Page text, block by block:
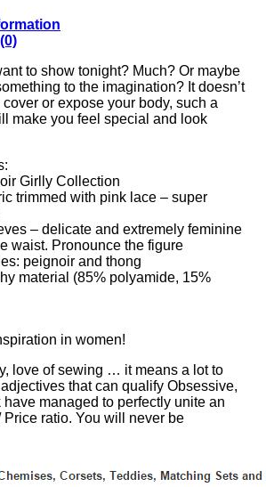
to show tonight? Much? Or maybe
to the imagination? It doesn’t
or expose your body, such a
make you feel special and look
Girlly Collection
trimmed with pink lace – super
– delicate and extremely feminine
waist. Pronounce the figure
peignoir and thong
material (85% polyamide, 15%
in women!
love of sewing … it means a lot to
that can qualify Obsessive,
managed to perfectly unite an
ratio. You will never be